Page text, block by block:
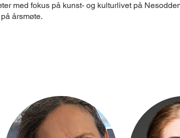
med fokus på kunst- og kulturlivet på
årsmøte.